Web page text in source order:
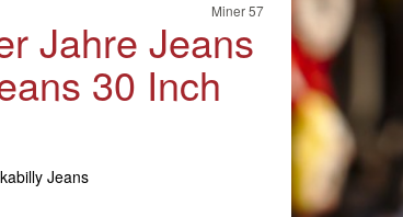
Miner 57
Jahre Jeans
30 Inch
Jeans